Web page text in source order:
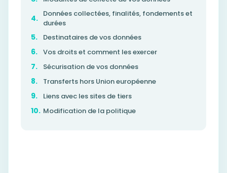
Données collectées, finalités, fondements et
durées
Destinataires de vos données
Vos droits et comment les exercer
Sécurisation de vos données
Transferts hors Union européenne
Liens avec les sites de tiers
Modification de la politique